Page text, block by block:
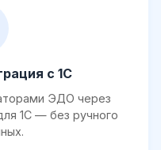
с 1С
ЭДО через
1С — без ручного